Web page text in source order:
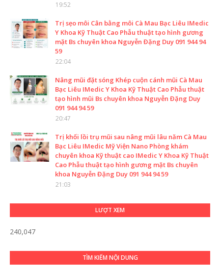
19:52
Trị sẹo môi Cân bằng môi Cà Mau Bạc Liêu IMedic
Y Khoa Kỹ Thuật Cao Phẫu thuật tạo hình gương
mặt Bs chuyên khoa Nguyễn Đặng Duy 091 944 94
59
22:04
Nâng mũi đặt sóng Khép cuộn cánh mũi Cà Mau
Bạc Liêu IMedic Y Khoa Kỹ Thuật Cao Phẫu thuật
tạo hình mũi Bs chuyên khoa Nguyễn Đặng Duy
091 944 94 59
20:47
Trị khối lồi trụ mũi sau nâng mũi lâu năm Cà Mau
Bạc Liêu IMedic Mỹ Viện Nano Phòng khám
chuyên khoa Kỹ thuật cao IMedic Y Khoa Kỹ Thuật
Cao Phẫu thuật tạo hình gương mặt Bs chuyên
khoa Nguyễn Đặng Duy 091 944 94 59
21:03
LƯỢT XEM
240,047
TÌM KIẾM NỘI DUNG